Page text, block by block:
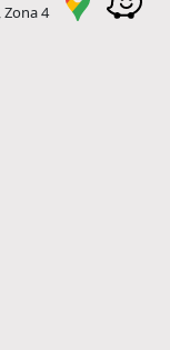
Zona 4